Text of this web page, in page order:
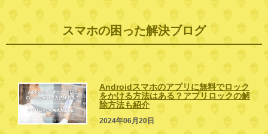
スマホの困った解決ブログ
Androidスマホのアプリに無料でロック
をかける方法はある？アプリロックの解
除方法も紹介
2024年06月20日